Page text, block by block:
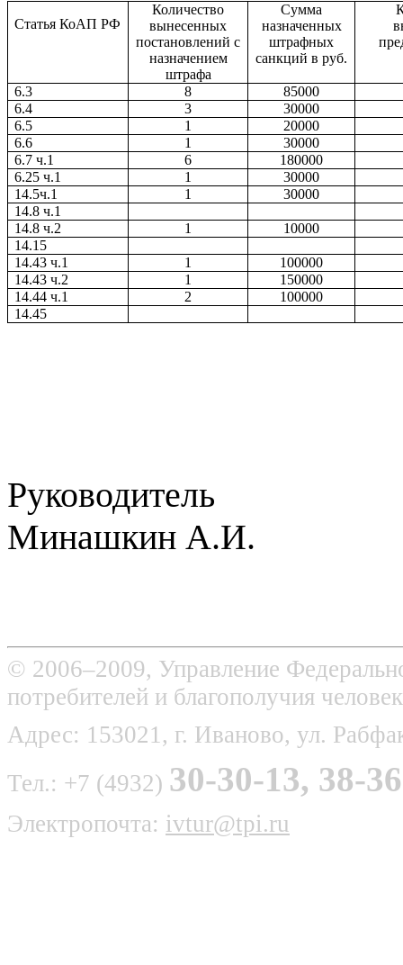
Статья КоАП РФ
Количество
вынесенных
постановлений с
назначением
штрафа
Сумма
назначенных
штрафных
санкций в руб.
6.3 8
85000
6.4
3
30000
6.5
1
20000
6.6
1
30000
6.7 ч.1
6
180000
6.25 ч.1
1
30000
14.5ч.1
1
30000
14.8 ч.1
14.8 ч.2
1
10000
14.15
14.43 ч.1
1
100000
14.43 ч.2
1
150000
14.44 ч.1
2
100000
14.45
Минашкин А.И.
© 2006–2009, Управление
потребителей и благополучия
Адрес: 153021, г. Иваново, ул.
Тел.: +7 (4932) 30-30-13, 38-
Электропочта: ivtur@tpi.ru